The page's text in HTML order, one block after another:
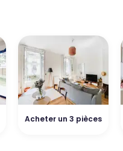
Acheter un 3 pièces